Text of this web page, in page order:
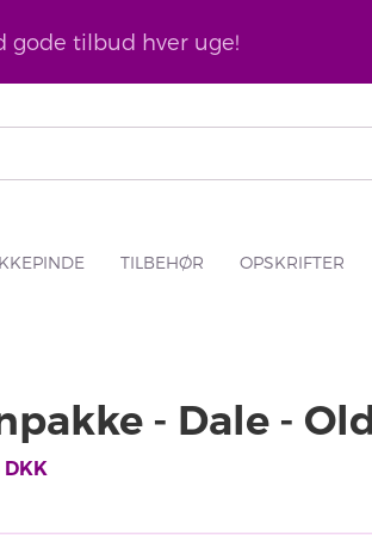
gode tilbud hver uge!
TILBEHØR OPSKRIFTER
- Dale -
DKK